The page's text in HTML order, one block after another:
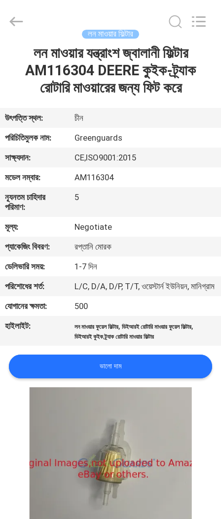
আমাদের
সম্পর্কে
কারখানা
ভ্রমণ
নিয়ন্ত্রণ
যোগাযোগ
করুন
খবর
জন্য
আবেদন
PRIVACY
Trading
লন মাওয়ার ফিল্টার
লন মাওয়ার যন্ত্রাংশ জ্বালানী ফিল্টার
AM116304 DEERE কুইক-ট্র্যাক
রোটারি মাওয়ারের জন্য ফিট করে
উৎপত্তি স্থল:
চীন
পরিচিতিমুলক নাম:
Greenguards
সাক্ষ্যদান:
CE,ISO9001:2015
মডেল নম্বার:
AM116304
ন্যূনতম চাহিদার
পরিমাণ:
5
মূল্য:
Negotiate
প্যাকেজিং বিবরণ:
রপ্তানি মোরক
ডেলিভারি সময়:
1-7 দিন
পরিশোধের শর্ত:
L/C, D/A, D/P, T/T, ওয়েস্টার্ন ইউনিয়ন, মানিগ্রাম
যোগানের ক্ষমতা:
500
হাইলাইট:
লন মাওয়ার ফুয়েল ফিল্টার,ডিইআরই রোটারি মাওয়ার ফুয়েল ফিল্টার,
ডিইআরই কুইক ট্র্যাক রোটারি মাওয়ার ফিল্টার
ভালো দাম